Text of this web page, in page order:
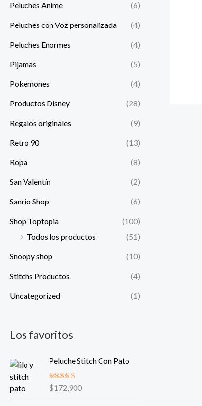
Peluches Anime (6)
Peluches con Voz personalizada (4)
Peluches Enormes (4)
Pijamas (5)
Pokemones (4)
Productos Disney (28)
Regalos originales (9)
Retro 90 (13)
Ropa (8)
San Valentín (2)
Sanrio Shop (6)
Shop Toptopia
(100)
Todos los productos
(51)
Snoopy shop (10)
Stitchs Productos (4)
Uncategorized (1)
Los favoritos
Peluche Stitch Con Pato
Valorado
$172,900